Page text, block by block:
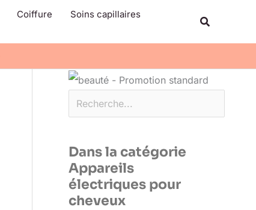
Coiffure
Soins capillaires
Rechercher
Dans la catégorie
Appareils
électriques pour
cheveux